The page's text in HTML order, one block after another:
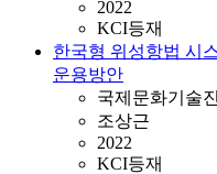
2022
KCI등재
한국형 위성항법 시
운용방안
국제문화기술
조상근
2022
KCI등재